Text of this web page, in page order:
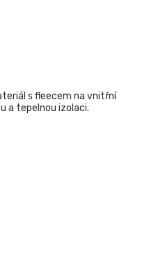
s fleecem na vnitřní
a tepelnou izolaci.